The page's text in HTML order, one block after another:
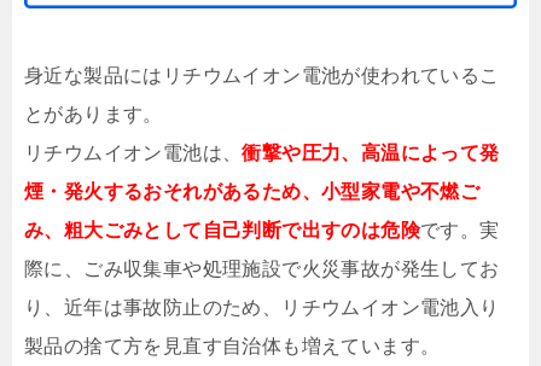
身近な製品にはリチウムイオン電池が使われているこ
とがあります。
リチウムイオン電池は、衝撃や圧力、高温によって発
煙・発火するおそれがあるため、小型家電や不燃ご
み、粗大ごみとして自己判断で出すのは危険です。実
際に、ごみ収集車や処理施設で火災事故が発生してお
り、近年は事故防止のため、リチウムイオン電池入り
製品の捨て方を見直す自治体も増えています。